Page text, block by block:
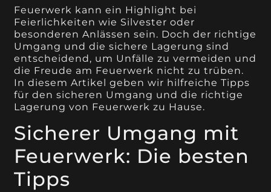
Feuerwerk kann ein Highlight bei
Feierlichkeiten wie Silvester oder
besonderen Anlässen sein. Doch der richtige
Umgang und die sichere Lagerung sind
entscheidend, um Unfälle zu vermeiden und
die Freude am Feuerwerk nicht zu trüben.
In diesem Artikel geben wir hilfreiche Tipps
für den sicheren Umgang und die richtige
Lagerung von Feuerwerk zu Hause.
Sicherer Umgang mit
Feuerwerk: Die besten
Tipps